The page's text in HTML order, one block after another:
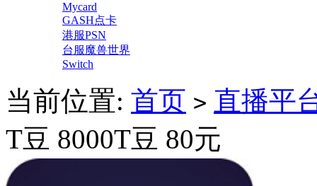
Mycard
GASH点卡
港服PSN
台服魔兽世界
Switch
当前位置: 首页 > 直播平
T豆 8000T豆 80元